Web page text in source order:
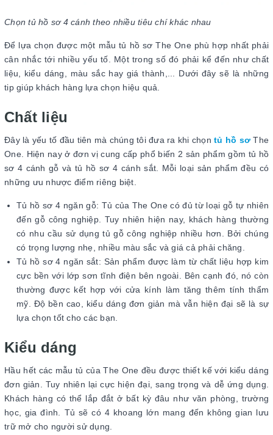
Chọn tủ hồ sơ 4 cánh theo nhiều tiêu chí khác nhau
Để lựa chọn được một mẫu tủ hồ sơ The One phù hợp nhất phải
cân nhắc tới nhiều yếu tố. Một trong số đó phải kể đến như chất
liệu, kiểu dáng, màu sắc hay giá thành,... Dưới đây sẽ là những
tip giúp khách hàng lựa chọn hiệu quả.
Chất liệu
Đây là yếu tố đầu tiên mà chúng tôi đưa ra khi chọn tủ hồ sơ The
One. Hiện nay ở đơn vị cung cấp phổ biến 2 sản phẩm gồm tủ hồ
sơ 4 cánh gỗ và tủ hồ sơ 4 cánh sắt. Mỗi loại sản phẩm đều có
những ưu nhược điểm riêng biệt.
Tủ hồ sơ 4 ngăn gỗ: Tủ của The One có đủ từ loại gỗ tự nhiên
đến gỗ công nghiệp. Tuy nhiên hiện nay, khách hàng thường
có nhu cầu sử dụng tủ gỗ công nghiệp nhiều hơn. Bởi chúng
có trọng lượng nhẹ, nhiều màu sắc và giá cả phải chăng.
Tủ hồ sơ 4 ngăn sắt: Sản phẩm được làm từ chất liệu hợp kim
cực bền với lớp sơn tĩnh điện bên ngoài. Bên cạnh đó, nó còn
thường được kết hợp với cửa kính làm tăng thêm tính thẩm
mỹ. Độ bền cao, kiểu dáng đơn giản mà vẫn hiện đại sẽ là sự
lựa chọn tốt cho các bạn.
Kiểu dáng
Hầu hết các mẫu tủ của The One đều được thiết kế với kiểu dáng
đơn giản. Tuy nhiên lại cực hiện đại, sang trọng và dễ ứng dụng.
Khách hàng có thể lắp đắt ở bất kỳ đâu như văn phòng, trường
học, gia đình. Tủ sẽ có 4 khoang lớn mang đến không gian lưu
trữ mở cho người sử dụng.